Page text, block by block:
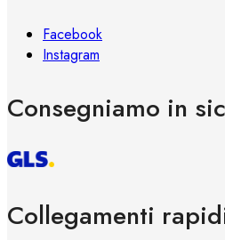
Facebook
Instagram
Consegniamo in
Collegamenti